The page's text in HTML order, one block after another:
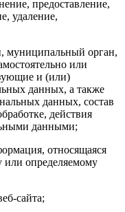
предоставление,
удаление,
муниципальный орган,
или
и (или)
данных, а также
данных, состав
действия
данными;
относящаяся
или определяемому
сайта;